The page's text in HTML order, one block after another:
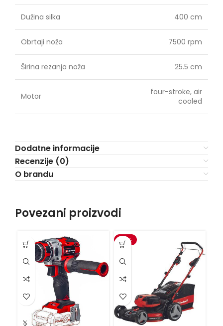
Dužina silka 400 cm
Obrtaji noža 7500 rpm
Širina rezanja noža 25.5 cm
Motor
four-stroke, air
cooled
Dodatne informacije
Recenzije (0)
O brandu
Povezani proizvodi
-15%